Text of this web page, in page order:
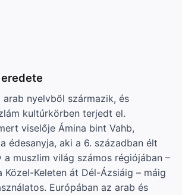
arab nyelvből származik, és
kultúrkörben terjedt el.
viselője Ámina bint Vahb,
édesanyja, aki a 6. században élt
a muszlim világ számos régiójában –
Közel-Keleten át Dél-Ázsiáig – máig
Európában az arab és